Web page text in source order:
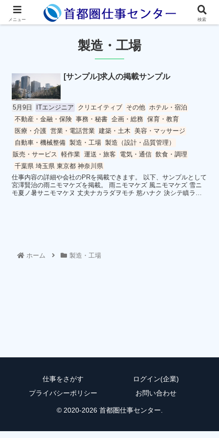
製造・工場
[サンプル]求人の掲載サンプル
5月9日 ITエンジニア クリエイティブ その他 ホテル・宿泊
不動産・金融・保険 事務・秘書 企画・総務 保育・教育
医療・介護 営業・電話営業 建築・土木
美容・マッサージ
自動車・機械整備 製造・工場 製造（設計・品質管理）
販売・サービス
軽作業 運送・旅客 電気・通信 飲食・調理
千葉県 埼玉県 東京都 神奈川県
仕事内容の詳細や会社のPRを掲載できます。 以下、サンプルとして
宮澤賢治の雨ニモマケズを掲載。 雨ニモマケズ 風ニモマケズ 雪ニ
モ夏ノ暑サニモマケヌ 丈夫ナカラダヲモチ 慾ハナク 決シテ瞋ラズ
ホーム 製造・工場
仕事をさがす
ログイン(企業)
プライバシーポリシー
お問い合わせ
© 2020-2026 首都圏仕事センター.
メニュー 検索